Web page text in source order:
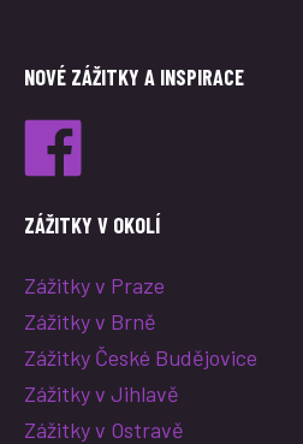
NOVÉ ZÁŽITKY A INSPIRACE
ZÁŽITKY V OKOLÍ
Zážitky v Praze
Zážitky v Brně
Zážitky České Budějovice
Zážitky v Jihlavě
Zážitky v Ostravě